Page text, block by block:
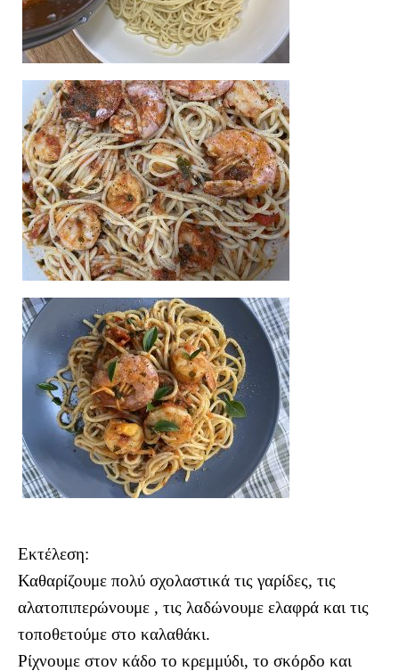
Εκτέλεση:
Καθαρίζουμε πολύ σχολαστικά τις γαρίδες, τις
αλατοπιπερώνουμε , τις λαδώνουμε ελαφρά και τις
τοποθετούμε στο καλαθάκι.
Ρίχνουμε στον κάδο το κρεμμύδι, το σκόρδο και